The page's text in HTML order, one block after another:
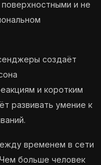
и не
создаёт
и коротким
развивать умение к
временем в сети
больше человек